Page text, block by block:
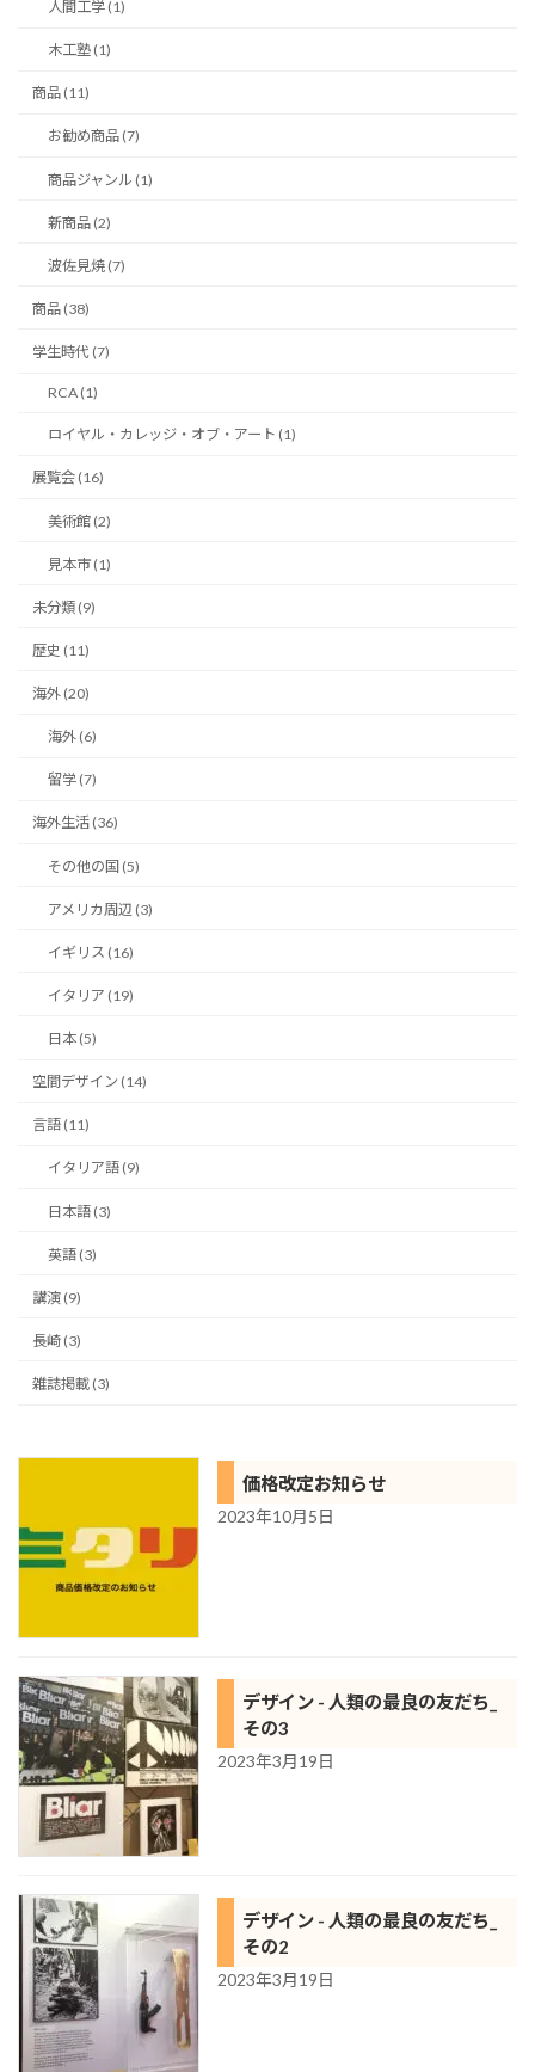
人間工学 (1)
木工塾 (1)
商品 (11)
お勧め商品 (7)
商品ジャンル (1)
新商品 (2)
波佐見焼 (7)
商品 (38)
学生時代 (7)
RCA (1)
ロイヤル・カレッジ・オブ・アート (1)
展覧会 (16)
美術館 (2)
見本市 (1)
未分類 (9)
歴史 (11)
海外 (20)
海外 (6)
留学 (7)
海外生活 (36)
その他の国 (5)
アメリカ周辺 (3)
イギリス (16)
イタリア (19)
日本 (5)
空間デザイン (14)
言語 (11)
イタリア語 (9)
日本語 (3)
英語 (3)
講演 (9)
長崎 (3)
雑誌掲載 (3)
価格改定お知らせ
2023年10月5日
デザイン - 人類の最良の友だち_
その3
2023年3月19日
デザイン - 人類の最良の友だち_
その2
2023年3月19日